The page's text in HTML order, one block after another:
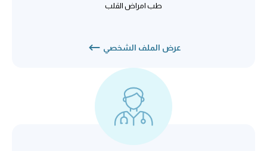
طب امراض القلب
عرض الملف الشخصي